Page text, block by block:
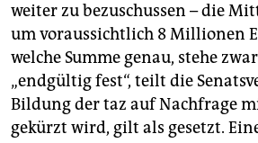
weiter zu bezuschussen – die
um voraussichtlich 8 Millionen
welche Summe genau, stehe
„endgültig fest“, teilt die
Bildung der taz auf Nachfrage
gekürzt wird, gilt als gesetzt.